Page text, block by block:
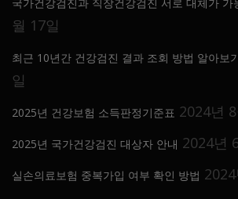
국가건강검진과 직장건강검진 서로 대체가 가
월 17일
최근 10년간 건강검진 결과 조회 방법 알아보
일
2025년 건강보험 소득판정기준표 2024년
2025년 국가건강검진 대상자 안내 2024년
실손의료보험 중복가입 여부 확인 방법